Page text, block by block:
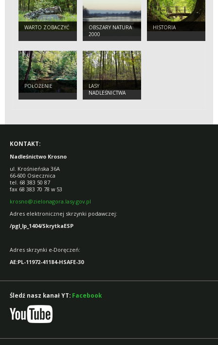
WARTO ZOBACZYĆ
OBSZARY NATURA
2000
HISTORIA
POŁOŻENIE
LASY
NADLEŚNICTWA
KONTAKT:
Nadleśnictwo Krosno
ul. Krośnieńska 36A
66-600 Osiecznica
tel. 68 383 50 87
fax 68 383 70 78 w 53
krosno@zielonagora.lasy.gov.pl
Adres elektronicznej skrzynki podawczej:
/pgl_lp_1404/SkrytkaESP
Adres skrzynki e-Doręczeń:
AE:PL-11972-41184-HSAFE-30
Śledź nasz kanał YT: Facebook